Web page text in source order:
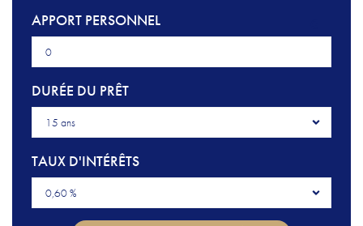
APPORT PERSONNEL
DURÉE DU PRÊT
15 ans
TAUX D'INTÉRÊTS
0,60 %